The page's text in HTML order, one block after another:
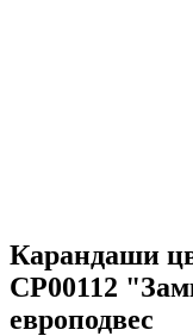
Карандаши
CP00112
европодвес